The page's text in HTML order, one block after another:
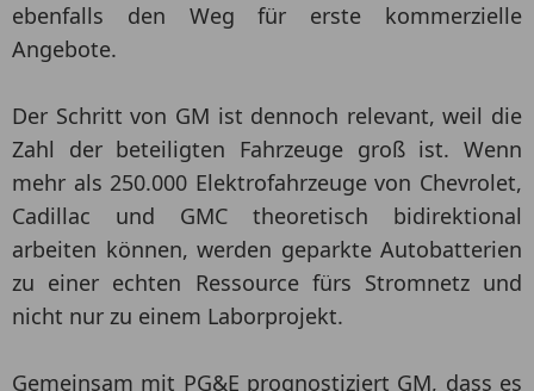
ebenfalls den Weg für erste kommerzielle
Angebote.
Der Schritt von GM ist dennoch relevant, weil die
Zahl der beteiligten Fahrzeuge groß ist. Wenn
mehr als 250.000 Elektrofahrzeuge von Chevrolet,
Cadillac und GMC theoretisch bidirektional
arbeiten können, werden geparkte Autobatterien
zu einer echten Ressource fürs Stromnetz und
nicht nur zu einem Laborprojekt.
Gemeinsam mit PG&E prognostiziert GM, dass es